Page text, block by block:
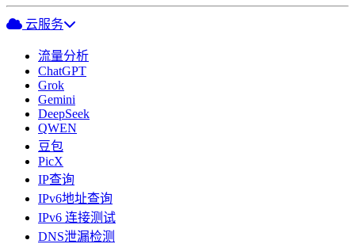
云服务
流量分析
ChatGPT
Grok
Gemini
DeepSeek
QWEN
豆包
PicX
IP查询
IPv6地址查询
IPv6 连接测试
DNS泄漏检测